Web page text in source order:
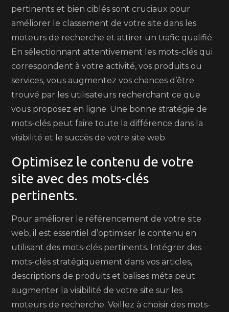
pertinents et bien ciblés sont cruciaux pour
améliorer le classement de votre site dans les
moteurs de recherche et attirer un trafic qualifié.
En sélectionnant attentivement les mots-clés qui
correspondent à votre activité, vos produits ou
services, vous augmentez vos chances d’être
trouvé par les utilisateurs recherchant ce que
vous proposez en ligne. Une bonne stratégie de
mots-clés peut faire toute la différence dans la
visibilité et le succès de votre site web.
Optimisez le contenu de votre
site avec des mots-clés
pertinents.
Pour améliorer le référencement de votre site
web, il est essentiel d’optimiser le contenu en
utilisant des mots-clés pertinents. Intégrer des
mots-clés stratégiquement dans vos articles,
descriptions de produits et balises méta peut
augmenter la visibilité de votre site sur les
moteurs de recherche. Veillez à choisir des mots-